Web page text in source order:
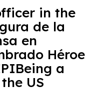
in the
de la
en
Héroe
a
US